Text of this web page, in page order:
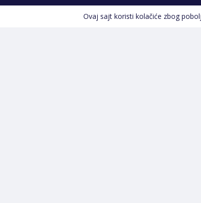
Ovaj sajt koristi kolačiće zbog